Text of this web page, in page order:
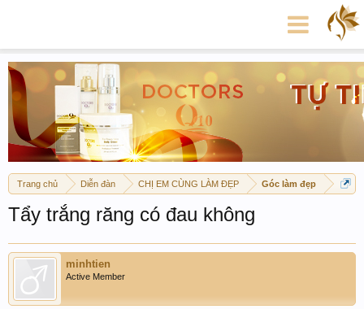
Trang chủ Diễn đàn CHỊ EM CÙNG LÀM ĐẸP Góc làm đẹp
Tẩy trắng răng có đau không
minhtien
Active Member